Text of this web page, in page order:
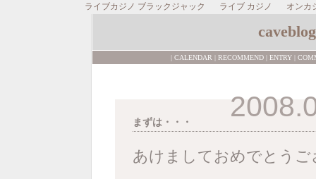
ライブカジノ ブラックジャック ライブ カジノ オンカ
caveblog
| CALENDAR | RECOMMEND| ENTRY|
まずは・・・
あけましておめでとうご